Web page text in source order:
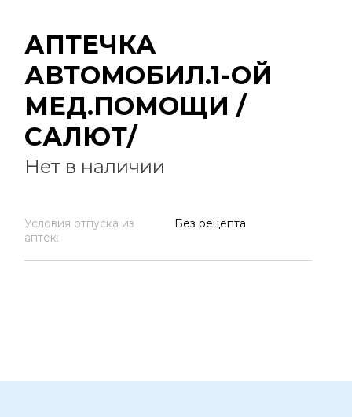
АПТЕЧКА
АВТОМОБИЛ.1-ОЙ
МЕД.ПОМОЩИ /
САЛЮТ/
Нет в наличии
Условия отпуска из
аптек:
Без рецепта